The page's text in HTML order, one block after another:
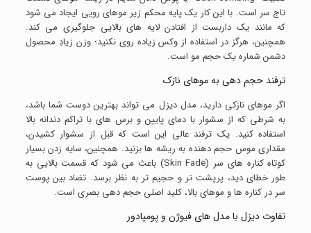
تاج سر است. با این کار یک پایه محکم زیر موهای رویی ایجاد می شود
که مانند یک داربست از افتادن لایه های بالایی جلوگیری می کند.
همچنین، هرگز در استفاده از وکس زیاده روی نکنید؛ وزن زیادِ محصول
دشمن شماره یک حجم مو است.
ترفند حجم دهی به موهای نازک
اگر موهای نازکی دارید، مدل دیزل می تواند بهترین دوست شما باشد،
به شرطی که از سشوار با دمای پایین و برس های با تراکم دندانه بالا
استفاده کنید. یک ترفند عالی این است که قبل از سشوار کشیدن،
مقداری موس حجم دهنده به ریشه ها بزنید. همچنین، سایه زدن بسیار
کوتاه کناره های سر (Skin Fade) باعث می شود که قسمت بالایی به
طور خطای دید، پرپشت تر و حجیم تر به نظر برسد. تضاد بین پوست
سر در کناره ها و موهای بالا، کلید اصلی حجم دهی بصری است.
تفاوت دیزل با مدل های فیوژن و پومپادور